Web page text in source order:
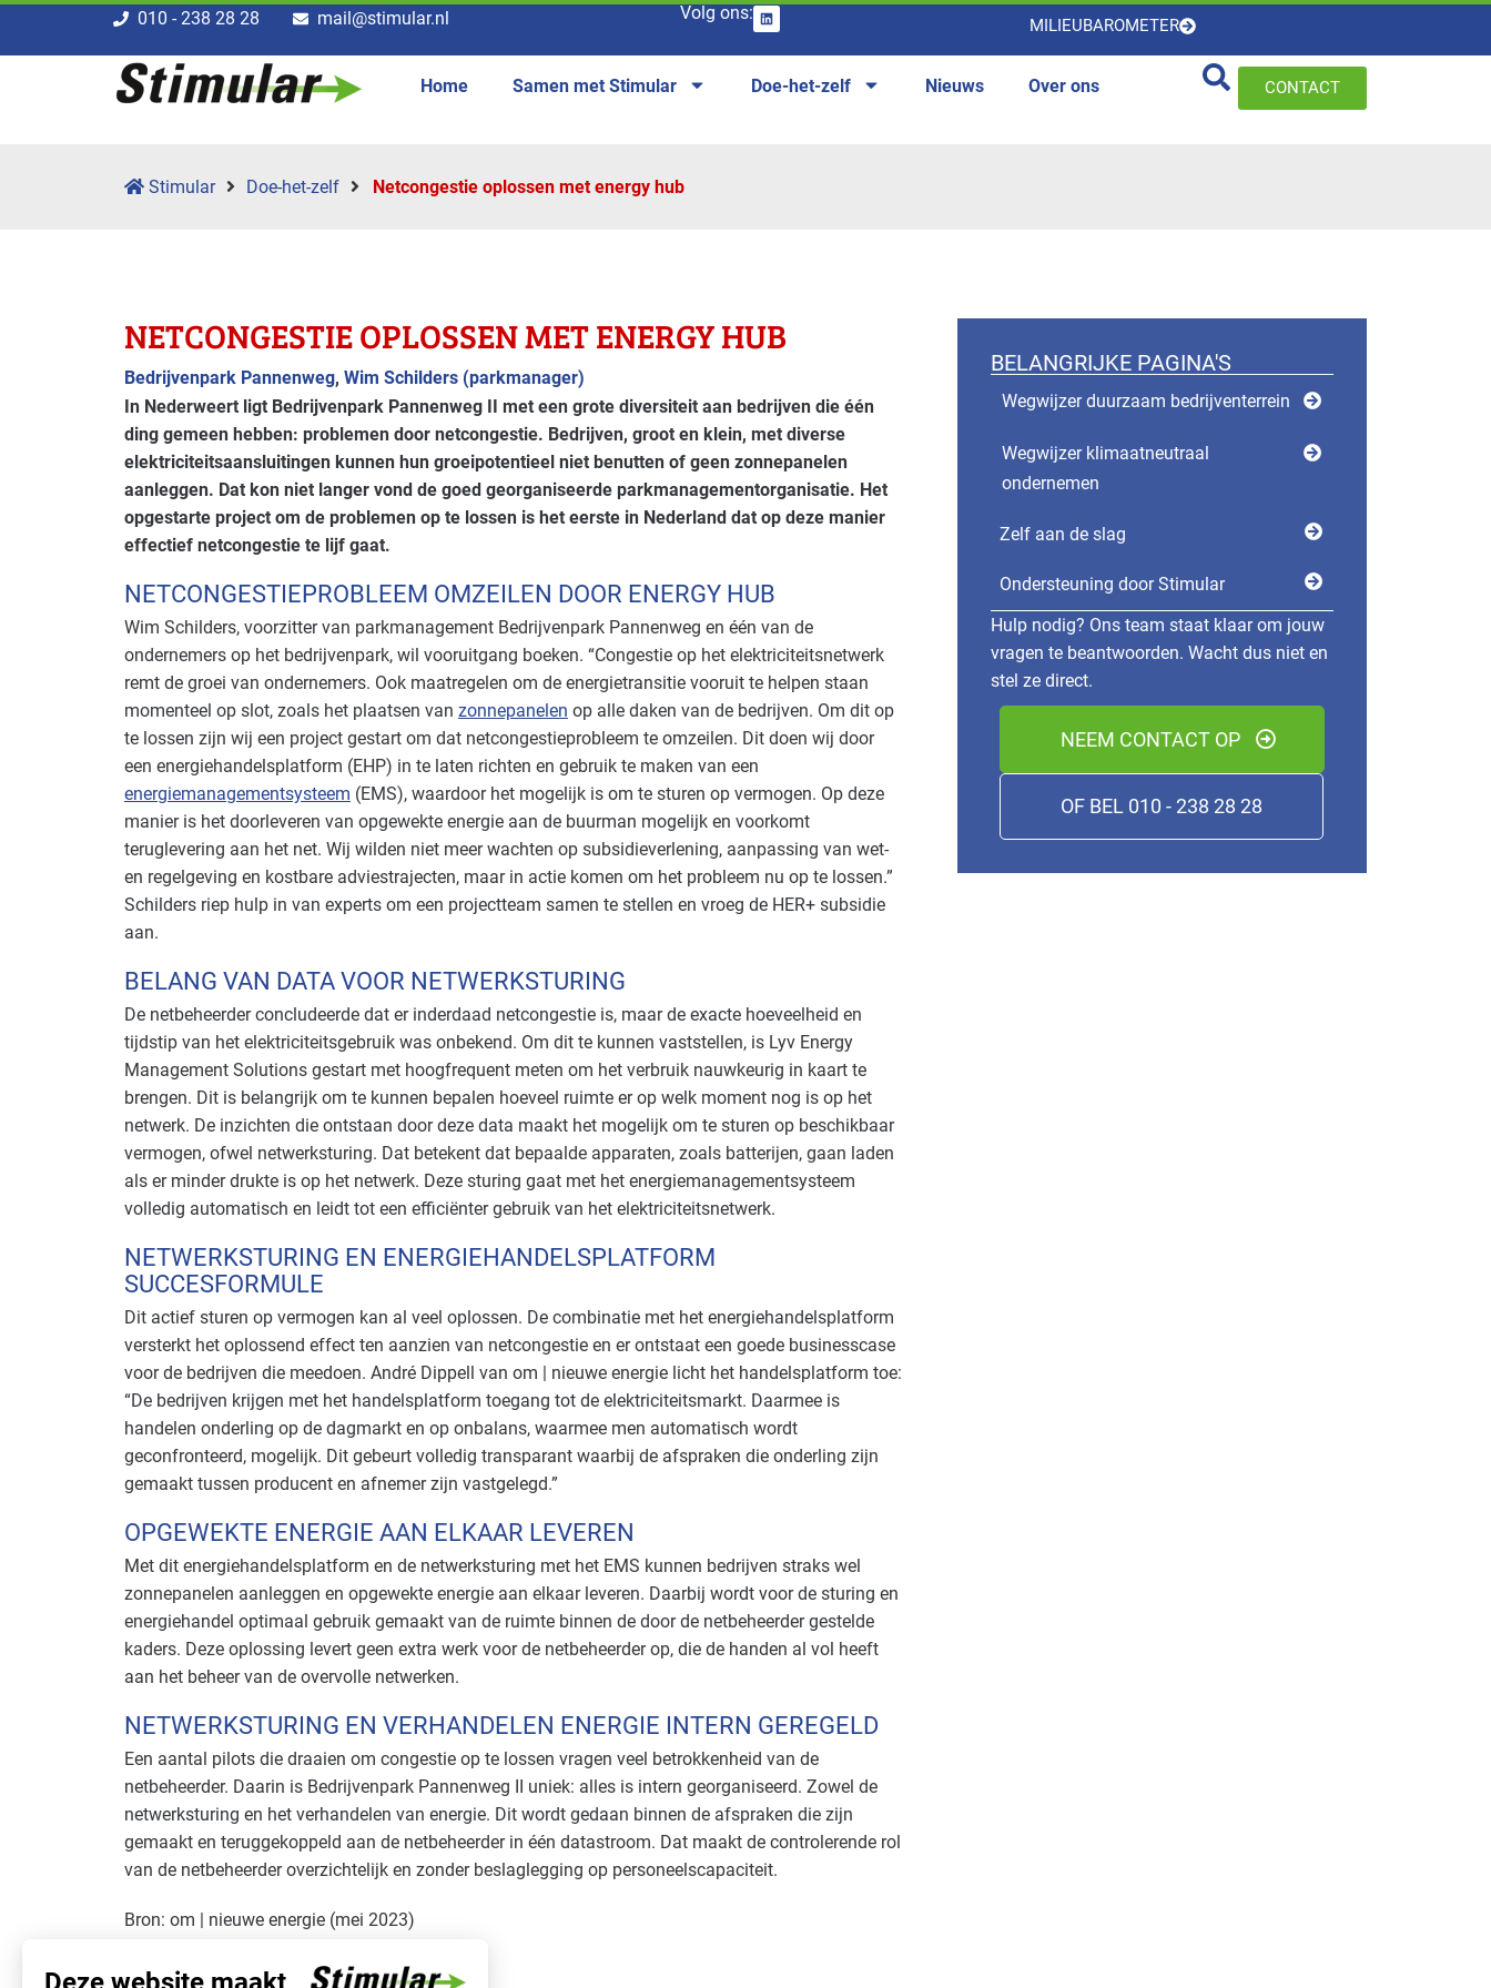
010 - 238 28 28 mail@stimular.nl Volg ons:
MILIEUBAROMETER
Home Samen met Stimular Doe-het-zelf Nieuws Over ons CONTACT
Stimular Doe-het-zelf Net­congestie oplossen met energy hub
NET­CONGESTIE OPLOSSEN MET ENERGY HUB
Bedrijvenpark Pannenweg, Wim Schilders (parkmanager)
In Nederweert ligt Bedrijvenpark Pannenweg II met een grote diversiteit aan bedrijven die één
ding gemeen hebben: problemen door netcongestie. Bedrijven, groot en klein, met diverse
elektriciteitsaansluitingen kunnen hun groeipotentieel niet benutten of geen zonnepanelen
aanleggen. Dat kon niet langer vond de goed georganiseerde parkmanagementorganisatie. Het
opgestarte project om de problemen op te lossen is het eerste in Nederland dat op deze manier
effectief netcongestie te lijf gaat.
NETCONGESTIE­PROBLEEM OMZEILEN DOOR ENERGY HUB
Wim Schilders, voorzitter van parkmanagement Bedrijvenpark Pannenweg en één van de
ondernemers op het bedrijvenpark, wil vooruitgang boeken. “Congestie op het elektriciteitsnetwerk
remt de groei van ondernemers. Ook maatregelen om de energietransitie vooruit te helpen staan
momenteel op slot, zoals het plaatsen van zonnepanelen op alle daken van de bedrijven. Om dit op
te lossen zijn wij een project gestart om dat netcongestieprobleem te omzeilen. Dit doen wij door
een energiehandelsplatform (EHP) in te laten richten en gebruik te maken van een
energiemanagementsysteem (EMS), waardoor het mogelijk is om te sturen op vermogen. Op deze
manier is het doorleveren van opgewekte energie aan de buurman mogelijk en voorkomt
teruglevering aan het net. Wij wilden niet meer wachten op subsidieverlening, aanpassing van wet-
en regelgeving en kostbare adviestrajecten, maar in actie komen om het probleem nu op te lossen.”
Schilders riep hulp in van experts om een projectteam samen te stellen en vroeg de HER+ subsidie
aan.
BELANG VAN DATA VOOR NETWERKSTURING
De netbeheerder concludeerde dat er inderdaad netcongestie is, maar de exacte hoeveelheid en
tijdstip van het elektriciteitsgebruik was onbekend. Om dit te kunnen vaststellen, is Lyv Energy
Management Solutions gestart met hoogfrequent meten om het verbruik nauwkeurig in kaart te
brengen. Dit is belangrijk om te kunnen bepalen hoeveel ruimte er op welk moment nog is op het
netwerk. De inzichten die ontstaan door deze data maakt het mogelijk om te sturen op beschikbaar
vermogen, ofwel netwerksturing. Dat betekent dat bepaalde apparaten, zoals batterijen, gaan laden
als er minder drukte is op het netwerk. Deze sturing gaat met het energiemanagementsysteem
volledig automatisch en leidt tot een efficiënter gebruik van het elektriciteitsnetwerk.
NETWERKSTURING EN ENERGIE­HANDELSPLATFORM
SUCCESFORMULE
Dit actief sturen op vermogen kan al veel oplossen. De combinatie met het energiehandelsplatform
versterkt het oplossend effect ten aanzien van netcongestie en er ontstaat een goede businesscase
voor de bedrijven die meedoen. André Dippell van om | nieuwe energie licht het handelsplatform toe:
“De bedrijven krijgen met het handelsplatform toegang tot de elektriciteitsmarkt. Daarmee is
handelen onderling op de dagmarkt en op onbalans, waarmee men automatisch wordt
geconfronteerd, mogelijk. Dit gebeurt volledig transparant waarbij de afspraken die onderling zijn
gemaakt tussen producent en afnemer zijn vastgelegd.”
OPGEWEKTE ENERGIE AAN ELKAAR LEVEREN
Met dit energiehandelsplatform en de netwerksturing met het EMS kunnen bedrijven straks wel
zonnepanelen aanleggen en opgewekte energie aan elkaar leveren. Daarbij wordt voor de sturing en
energiehandel optimaal gebruik gemaakt van de ruimte binnen de door de netbeheerder gestelde
kaders. Deze oplossing levert geen extra werk voor de netbeheerder op, die de handen al vol heeft
aan het beheer van de overvolle netwerken.
NETWERKSTURING EN VERHANDELEN ENERGIE INTERN GEREGELD
Een aantal pilots die draaien om congestie op te lossen vragen veel betrokkenheid van de
netbeheerder. Daarin is Bedrijvenpark Pannenweg II uniek: alles is intern georganiseerd. Zowel de
netwerksturing en het verhandelen van energie. Dit wordt gedaan binnen de afspraken die zijn
gemaakt en teruggekoppeld aan de netbeheerder in één datastroom. Dat maakt de controlerende rol
van de netbeheerder overzichtelijk en zonder beslaglegging op personeelscapaciteit.
Bron: om | nieuwe energie (mei 2023)
BELANGRIJKE PAGINA'S
Wegwijzer duurzaam bedrijventerrein
Wegwijzer klimaatneutraal
ondernemen
Zelf aan de slag
Ondersteuning door Stimular
Hulp nodig? Ons team staat klaar om jouw
vragen te beantwoorden. Wacht dus niet en
stel ze direct.
NEEM CONTACT OP
OF BEL 010 - 238 28 28